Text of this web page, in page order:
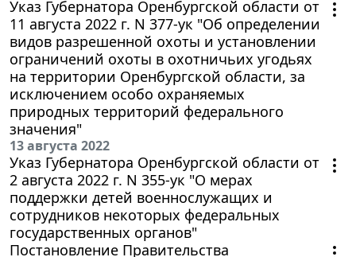
Указ Губернатора Оренбургской области от
11 августа 2022 г. N 377-ук "Об определении
видов разрешенной охоты и установлении
ограничений охоты в охотничьих угодьях
на территории Оренбургской области, за
исключением особо охраняемых
природных территорий федерального
значения"
13 августа 2022
Указ Губернатора Оренбургской области от
2 августа 2022 г. N 355-ук "О мерах
поддержки детей военнослужащих и
сотрудников некоторых федеральных
государственных органов"
Постановление Правительства